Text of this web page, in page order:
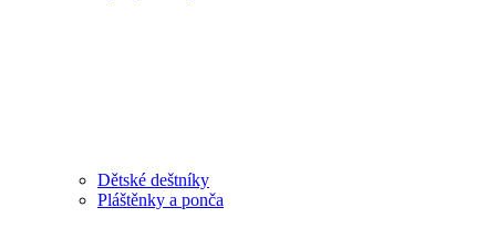
Dětské deštníky
Pláštěnky a ponča